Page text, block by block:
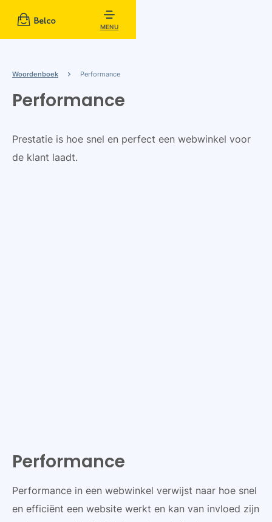
MENU
Woordenboek Performance
Performance
Prestatie is hoe snel en perfect een webwinkel voor
de klant laadt.
Performance
Performance in een webwinkel verwijst naar hoe snel
en efficiënt een website werkt en kan van invloed zijn